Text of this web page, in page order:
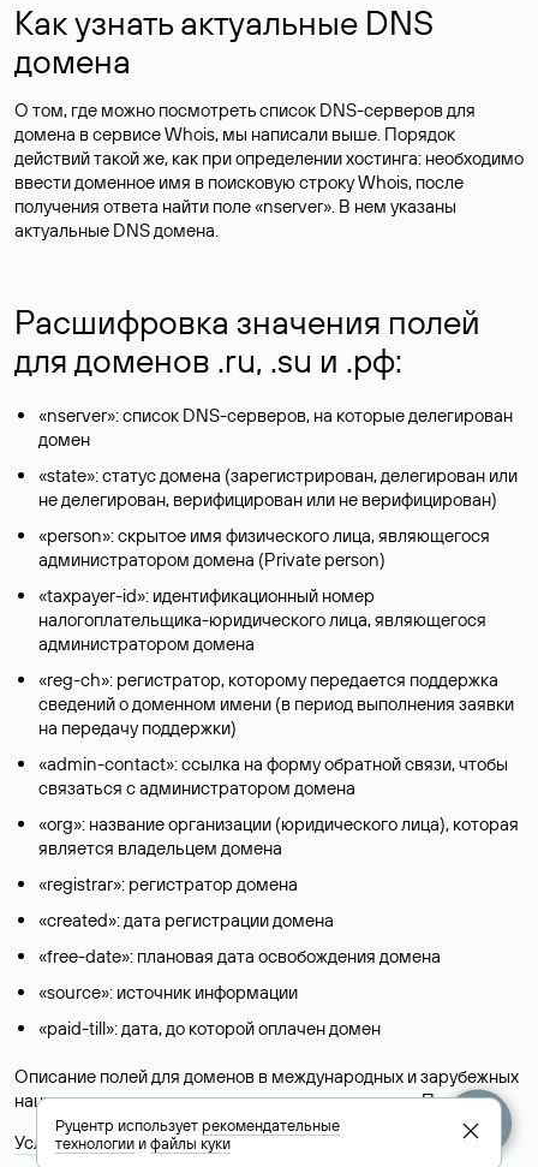
Как узнать актуальные DNS
домена
О том, где можно посмотреть список DNS-серверов для
домена в сервисе Whois, мы написали выше. Порядок
действий такой же, как при определении хостинга: необходимо
ввести доменное имя в поисковую строку Whois, после
получения ответа найти поле «nserver». В нем указаны
актуальные DNS домена.
Расшифровка значения полей
для доменов .ru, .su и .рф:
«nserver»: список DNS-серверов, на которые делегирован
домен
«state»: статус домена (зарегистрирован, делегирован или
не делегирован, верифицирован или не верифицирован)
«person»: скрытое имя физического лица, являющегося
администратором домена (Privatе person)
«taxpayer-id»: идентификационный номер
налогоплательщика-юридического лица, являющегося
администратором домена
«reg-ch»: регистратор, которому передается поддержка
сведений о доменном имени (в период выполнения заявки
на передачу поддержки)
«admin-contact»: ссылка на форму обратной связи, чтобы
связаться с администратором домена
«org»: название организации (юридического лица), которая
является владельцем домена
«registrar»: регистратор домена
«created»: дата регистрации домена
«free-date»: плановая дата освобождения домена
«source»: источник информации
«paid-till»: дата, до которой оплачен домен
Описание полей для доменов в международных и зарубежных
национальных доменах представлены в разделе «Помощь».
Условия использования Whois-сервиса
Руцентр используетрекомендательные
технологииифайлы куки